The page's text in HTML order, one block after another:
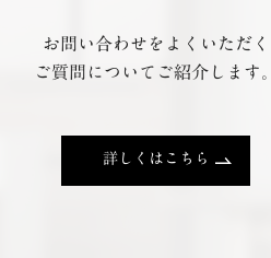
お問い合わせをよくいただく
ご質問についてご紹介します。
詳しくはこちら